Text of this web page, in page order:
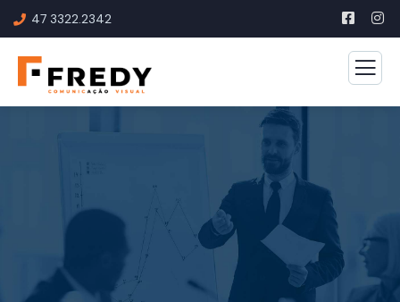
47 3322.2342